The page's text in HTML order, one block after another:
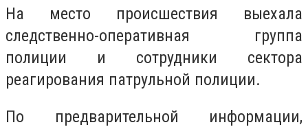
На место происшествия выехала
следственно-оперативная группа
полиции и сотрудники сектора
реагирования патрульной полиции.
По предварительной информации,